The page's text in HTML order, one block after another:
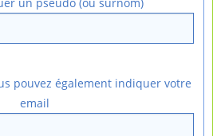
pouvez également indiquer votre
email